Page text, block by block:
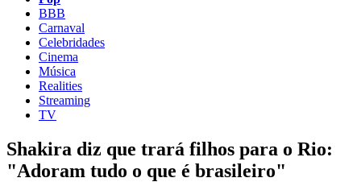
BBB
Carnaval
Celebridades
Cinema
Música
Realities
Streaming
TV
Shakira diz que trará filhos para o Rio:
"Adoram tudo o que é brasileiro"